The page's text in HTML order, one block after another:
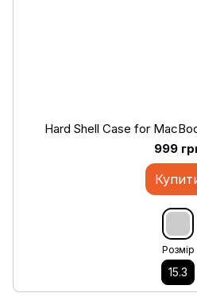
Hard Shell Case for
999
Розмір
15.3